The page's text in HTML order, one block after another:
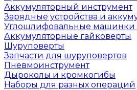
Аккумуляторный инструмент
Зарядные устройства и
Углошлифовальные машинки
Аккумуляторные гайковерты
Шуруповерты
Запчасти для шуруповертов
Пневмоинструмент
Дыроколы и кромкогибы
Наборы для разных операций